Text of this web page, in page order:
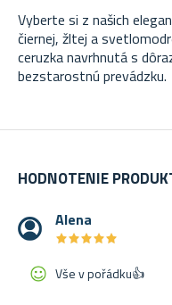
Vyberte si z našich
čiernej, žltej a
ceruzka navrhnutá s
bezstarostnú prevádzku.
HODNOTENIE
Alena
★★★★★
★★★★★
Vše v pořádku👍